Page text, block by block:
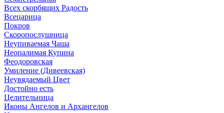
Всех скорбящих Радость
Всецарица
Покров
Скоропослушница
Неупиваемая Чаша
Неопалимая Купина
Феодоровская
Умиление (Дивеевская)
Неувядаемый Цвет
Достойно есть
Целительница
Иконы Ангелов и Архангелов